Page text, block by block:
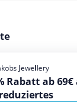
Jewellery
Rabatt ab